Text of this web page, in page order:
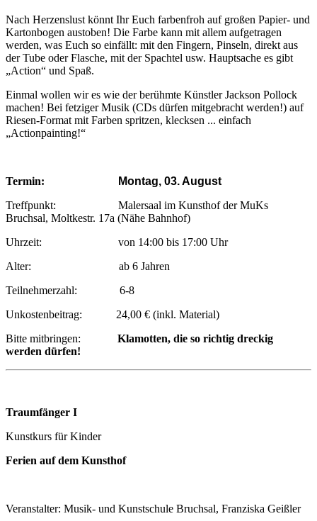
Nach Herzenslust könnt Ihr Euch farbenfroh auf großen Papier- und
Kartonbogen austoben! Die Farbe kann mit allem aufgetragen
werden, was Euch so einfällt: mit den Fingern, Pinseln, direkt aus
der Tube oder Flasche, mit der Spachtel usw. Hauptsache es gibt
„Action“ und Spaß.
Einmal wollen wir es wie der berühmte Künstler Jackson Pollock
machen! Bei fetziger Musik (CDs dürfen mitgebracht werden!) auf
Riesen-Format mit Farben spritzen, klecksen ... einfach
„Actionpainting!“
Termin:
Montag, 03. August
Treffpunkt: Malersaal im Kunsthof der MuKs
Bruchsal, Moltkestr. 17a (Nähe Bahnhof)
Uhrzeit: von 14:00 bis 17:00 Uhr
Alter: ab 6 Jahren
Teilnehmerzahl: 6-8
Unkostenbeitrag: 24,00 € (inkl. Material)
Bitte mitbringen:
Klamotten, die so richtig dreckig
werden dürfen!
Traumfänger I
Kunstkurs für Kinder
Ferien auf dem Kunsthof
Veranstalter: Musik- und Kunstschule Bruchsal, Franziska Geißler